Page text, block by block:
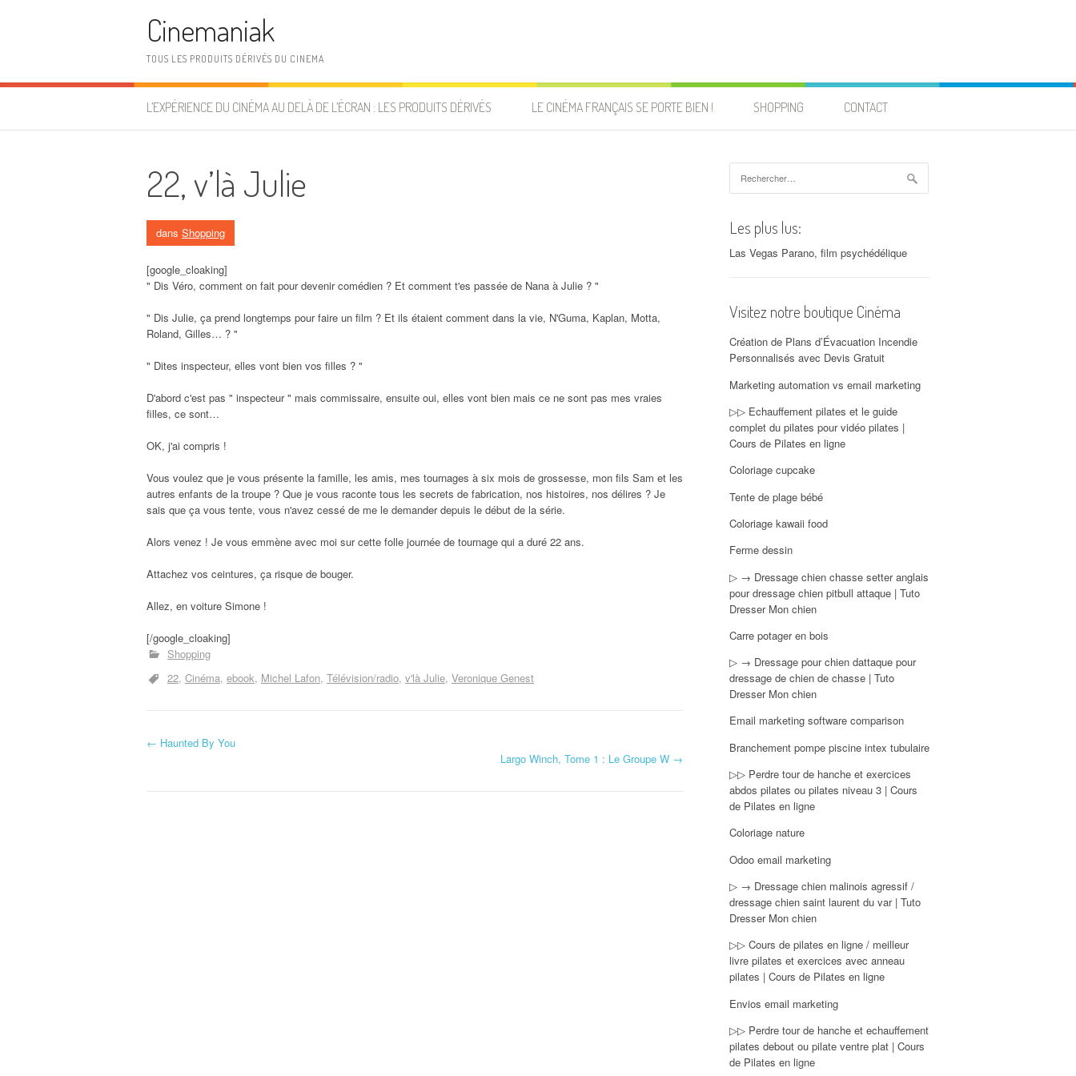
Cinemaniak
TOUS LES PRODUITS DÉRIVÉS DU CINEMA
L’EXPÉRIENCE DU CINÉMA AU DELÀ DE L’ÉCRAN : LES PRODUITS DÉRIVÉS LE CINÉMA FRANÇAIS SE PORTE BIEN ! SHOPPING CONTACT
22, v’là Julie
dans Shopping
[google_cloaking]
" Dis Véro, comment on fait pour devenir comédien ? Et comment t'es passée de Nana à Julie ? "
" Dis Julie, ça prend longtemps pour faire un film ? Et ils étaient comment dans la vie, N'Guma, Kaplan, Motta,
Roland, Gilles… ? "
" Dites inspecteur, elles vont bien vos filles ? "
D'abord c'est pas " inspecteur " mais commissaire, ensuite oui, elles vont bien mais ce ne sont pas mes vraies
filles, ce sont…
OK, j'ai compris !
Vous voulez que je vous présente la famille, les amis, mes tournages à six mois de grossesse, mon fils Sam et les
autres enfants de la troupe ? Que je vous raconte tous les secrets de fabrication, nos histoires, nos délires ? Je
sais que ça vous tente, vous n'avez cessé de me le demander depuis le début de la série.
Alors venez ! Je vous emmène avec moi sur cette folle journée de tournage qui a duré 22 ans.
Attachez vos ceintures, ça risque de bouger.
Allez, en voiture Simone !
[/google_cloaking]
Shopping
22 Cinéma ebook Michel Lafon Télévision/radio v'là Julie Veronique Genest
Navigation d'article
← Haunted By You
Largo Winch, Tome 1 : Le Groupe W →
Les plus lus:
Las Vegas Parano, film psychédélique
Visitez notre boutique Cinéma
Création de Plans d’Évacuation Incendie
Personnalisés avec Devis Gratuit
Marketing automation vs email marketing
▷▷ Echauffement pilates et le guide
complet du pilates pour vidéo pilates |
Cours de Pilates en ligne
Coloriage cupcake
Tente de plage bébé
Coloriage kawaii food
Ferme dessin
▷ → Dressage chien chasse setter anglais
pour dressage chien pitbull attaque | Tuto
Dresser Mon chien
Carre potager en bois
▷ → Dressage pour chien dattaque pour
dressage de chien de chasse | Tuto
Dresser Mon chien
Email marketing software comparison
Branchement pompe piscine intex tubulaire
▷▷ Perdre tour de hanche et exercices
abdos pilates ou pilates niveau 3 | Cours
de Pilates en ligne
Coloriage nature
Odoo email marketing
▷ → Dressage chien malinois agressif /
dressage chien saint laurent du var | Tuto
Dresser Mon chien
▷▷ Cours de pilates en ligne / meilleur
livre pilates et exercices avec anneau
pilates | Cours de Pilates en ligne
Envios email marketing
▷▷ Perdre tour de hanche et echauffement
pilates debout ou pilate ventre plat | Cours
de Pilates en ligne